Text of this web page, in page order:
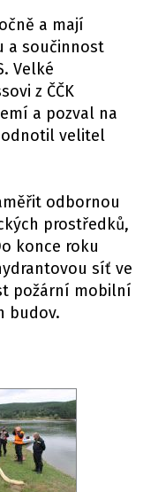
a mají
a součinnost
Velké
z ČČK
a pozval na
velitel
odbornou
prostředků,
konce roku
síť ve
požární mobilní
budov.